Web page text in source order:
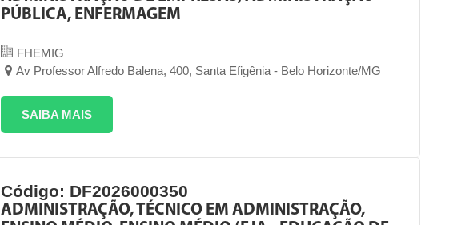
PÚBLICA, ENFERMAGEM
FHEMIG
Av Professor Alfredo Balena, 400, Santa Efigênia - Belo Horizonte/MG
SAIBA MAIS
Código: DF2026000350
ADMINISTRAÇÃO, TÉCNICO EM ADMINISTRAÇÃO,